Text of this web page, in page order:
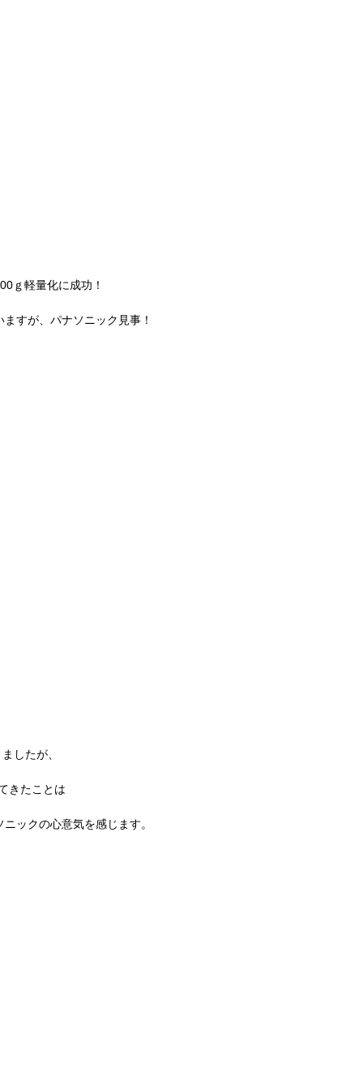
ｇ軽量化に成功！
すが、パナソニック見事！
したが、
きたことは
ックの心意気を感じます。